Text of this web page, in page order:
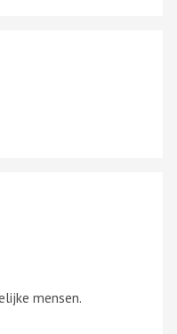
mensen.